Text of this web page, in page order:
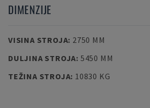
DIMENZIJE
VISINA STROJA: 2750 MM
DULJINA STROJA: 5450 MM
TEŽINA STROJA: 10830 KG